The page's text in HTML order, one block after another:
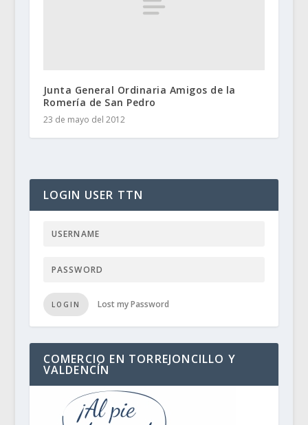
Junta General Ordinaria Amigos de la
Romería de San Pedro
23 de mayo del 2012
LOGIN USER TTN
LOGIN Lost my Password
COMERCIO EN TORREJONCILLO Y
VALDENCÍN